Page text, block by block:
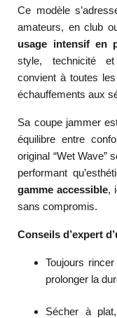
Ce modèle
amateurs, en club
usage intensif en
style, technicité et
convient à toutes
échauffements aux
Sa coupe jammer
équilibre entre
original “Wet Wave”
performant
gamme accessible,
sans compromis.
Conseils d’expert
Toujours
prolonger la
Sécher à